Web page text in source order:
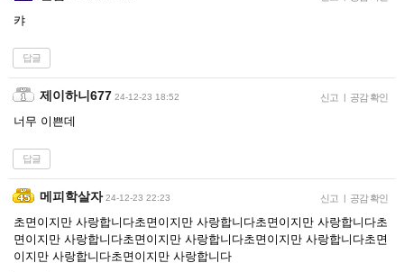
캬
답글
제이하니677 24-12-23 18:52 신고 | 공감 확인
너무 이쁜데
답글
메피학살자 24-12-23 22:23 신고 | 공감 확인
초면이지만 사랑합니다초면이지만 사랑합니다초면이지만 사랑합니다초
면이지만 사랑합니다초면이지만 사랑합니다초면이지만 사랑합니다초면
이지만 사랑합니다초면이지만 사랑합니다